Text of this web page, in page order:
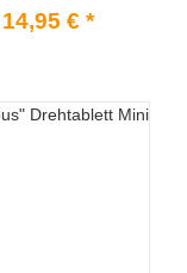
14,95 € *